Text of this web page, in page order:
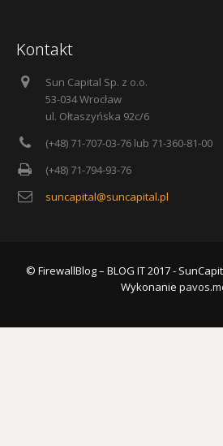
Kontakt
Sun Capital Sp. z o.o.
53-034 Wrocław
ul. Ołtaszyńska 92c/6
(+48) 71-707-03-76 lub 71-360-81-00
(+48) 71-794-93-76
suncapital@suncapital.pl
© FirewallBlog – BLOG IT 2017 -
Wykonanie